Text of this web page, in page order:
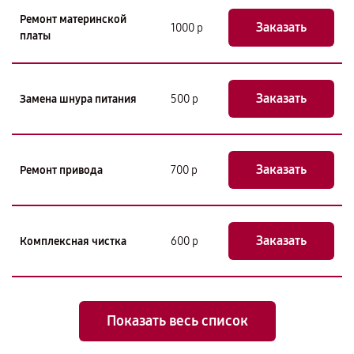
Ремонт материнской
платы
1000 р Заказать
Замена шнура питания 500 р Заказать
Ремонт привода 700 р Заказать
Комплексная чистка 600 р Заказать
Показать весь список